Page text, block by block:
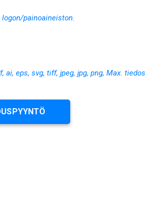
painoaineiston.
eps, svg, tiff, jpeg, jpg, png, Max.